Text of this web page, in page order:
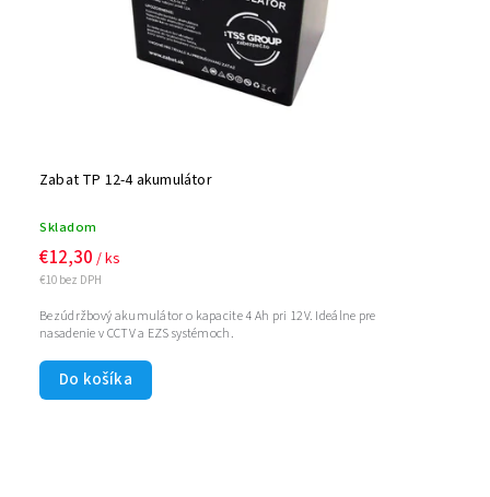
Zabat TP 12-4 akumulátor
Skladom
€10 bez DPH
€12,30 / ks
Do košíka
Bezúdržbový akumulátor o kapacite 4 Ah pri 12V. Ideálne pre
nasadenie v CCTV a EZS systémoch.